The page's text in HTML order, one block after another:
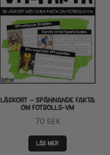
LÄSKORT – SPÄNNANDE FAKTA
OM FOTBOLLS-VM
70 SEK
LÄS MER